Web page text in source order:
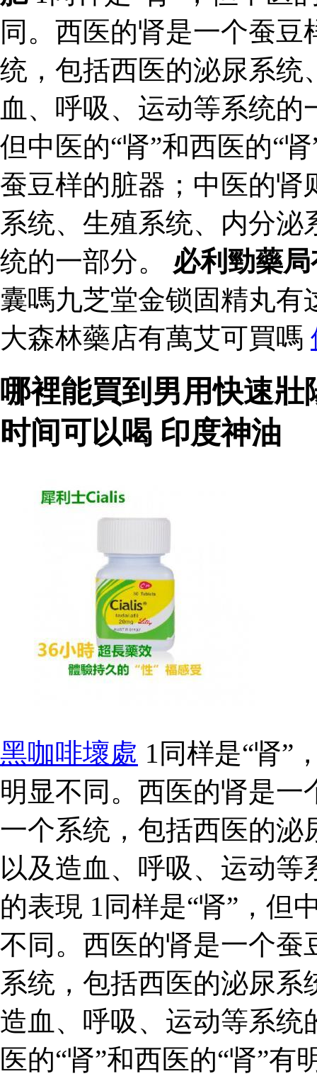
同。西医的肾是一个蚕
统，包括西医的泌尿系统
血、呼吸、运动等系统
但中医的“肾”和西医的“
蚕豆样的脏器；中医的肾
系统、生殖系统、内分
统的一部分。 必利勁藥
囊嗎九芝堂金锁固精丸
大森林藥店有萬艾可買嗎
哪裡能買到男用快速
时间可以喝 印度神油
黑咖啡壞處 1同样是“肾”
明显不同。西医的肾是
一个系统，包括西医的泌
以及造血、呼吸、运动
的表現 1同样是“肾”，但
不同。西医的肾是一个蚕
系统，包括西医的泌尿
造血、呼吸、运动等系统
医的“肾”和西医的“肾”